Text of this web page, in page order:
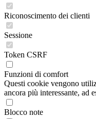
Riconoscimento dei clienti
Sessione
Token CSRF
Funzioni di comfort
Questi cookie vengono
ancora più interessante, ad
Blocco note